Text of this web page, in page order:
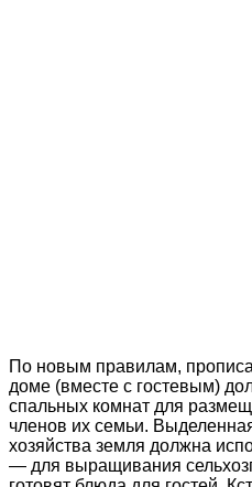
По новым правилам,
доме (вместе с гостевым)
спальных комнат для
членов их семьи.
хозяйства земля должна
— для выращивания